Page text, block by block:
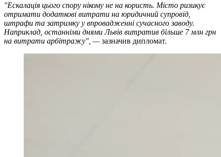
"Ескалація цього спору нікому не на користь. Місто ризикує
отримати додаткові витрати на юридичний супровід,
штрафи та затримку у впровадженні сучасного заводу.
Наприклад, останніми днями Львів витратив більше 7 млн грн
на витрати арбітражу", —зазначив дипломат.